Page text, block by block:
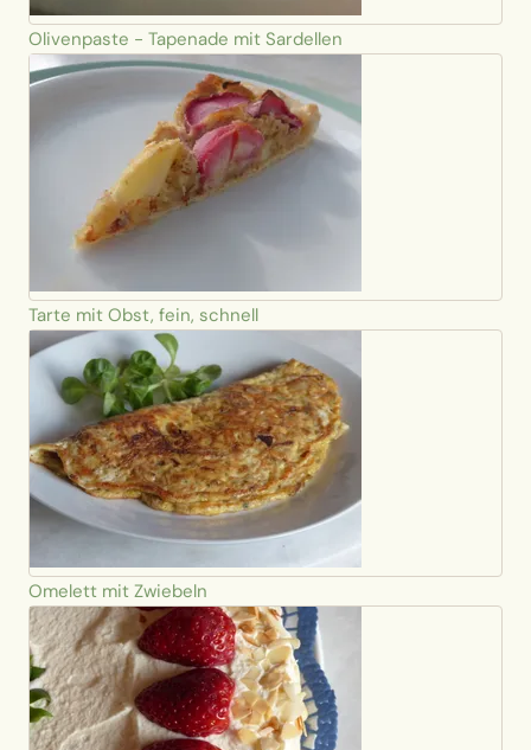
Olivenpaste - Tapenade mit Sardellen
Tarte mit Obst, fein, schnell
Omelett mit Zwiebeln